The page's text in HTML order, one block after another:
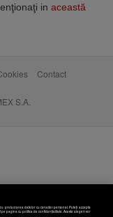
in această
Contact
S.A.
prelucrarea datelor cu caracter personal. Puteți accepta
pagina cu politica de confidențialitate. Aceste alegeri vor